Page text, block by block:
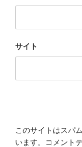
サイト
このサイトはスパ
います。
コメント